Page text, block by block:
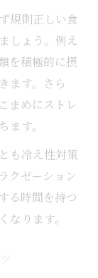
じる理由
新事情
ニュー活
で解決
有効な理
選び方
ケア体験
規則正しい食
しょう。例え
を積極的に摂
ます。さら
まめにストレ
す。
も冷え性対策
クゼーション
る時間を持つ
ります。